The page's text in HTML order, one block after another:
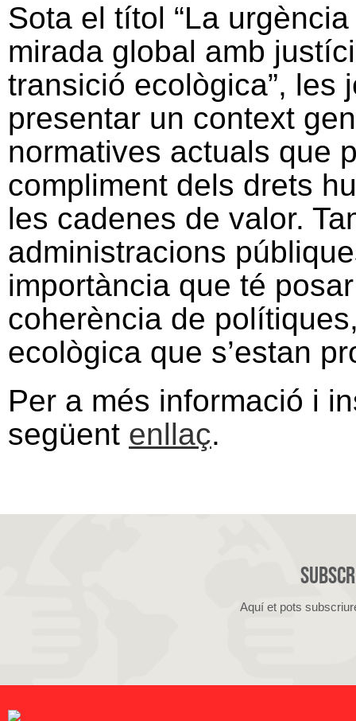
Sota el títol “La urgència
mirada global amb
transició ecològica”, les
presentar un context
normatives actuals que
compliment dels drets
les cadenes de valor.
administracions
importància que té
coherència de
ecològica que s’estan
Per a més informació i
següent enllaç.
Aquí et pots